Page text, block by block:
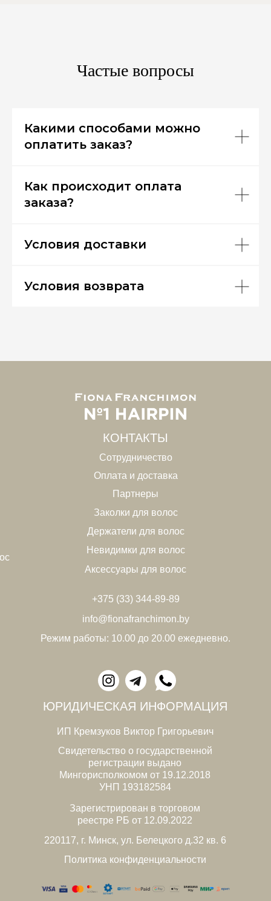
Частые вопросы
Какими способами можно
оплатить заказ?
Как происходит оплата
заказа?
Условия доставки
Условия возврата
Сотрудничество
Оплата и доставка
КОНТАКТЫ
+375 (33) 344-89-89
info@fionafranchimon.by
ЮРИДИЧЕСКАЯ ИНФОРМАЦИЯ
ИП Кремзуков Виктор Григорьевич
Политика конфиденциальности
Свидетельство о государственной
регистрации выдано
Мингорисполкомом от 19.12.2018
УНП 193182584
220117, г. Минск, ул. Белецкого д.32 кв. 6
Режим работы: 10.00 до 20.00 ежедневно.
Зарегистрирован в торговом
реестре РБ от 12.09.2022
Партнеры
Заколки для волос
Невидимки для волос
Аксессуары для волос
Держатели для волос